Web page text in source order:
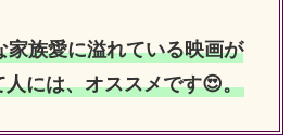
家族愛に溢れている映画が
人には、オススメです😍。